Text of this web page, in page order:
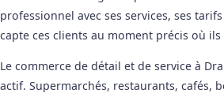
professionnel avec ses services, ses
capte ces clients au moment précis où
Le commerce de détail et de service à
actif. Supermarchés, restaurants, cafés,